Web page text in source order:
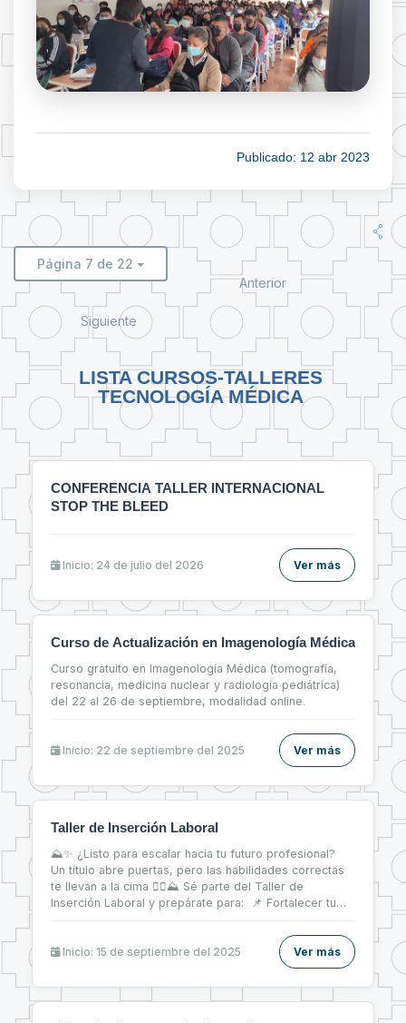
Publicado: 12 abr 2023
Página 7 de 22
Anterior
Siguiente
LISTA CURSOS-TALLERES
TECNOLOGÍA MÉDICA
CONFERENCIA TALLER INTERNACIONAL
STOP THE BLEED
Inicio: 24 de julio del 2026 Ver más
Curso de Actualización en Imagenología Médica
Curso gratuito en Imagenología Médica (tomografía,
resonancia, medicina nuclear y radiología pediátrica)
del 22 al 26 de septiembre, modalidad online.
Inicio: 22 de septiembre del 2025 Ver más
Taller de Inserción Laboral
⛰✨ ¿Listo para escalar hacia tu futuro profesional?
Un título abre puertas, pero las habilidades correctas
te llevan a la cima 🧗‍♀⛰ Sé parte del Taller de
Inserción Laboral y prepárate para: 📌 Fortalecer tu
primeros pasos firmes en el mercado laboral 💼
Inicio: 15 de septiembre del 2025
Ver más